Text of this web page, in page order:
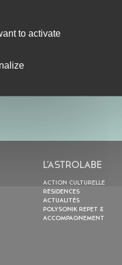
L’ASTROLABE
ACTION CULTURELLE
RÉSIDENCES
ACTUALITÉS
POLYSONIK REPET &
ACCOMPAGNEMENT
to activate